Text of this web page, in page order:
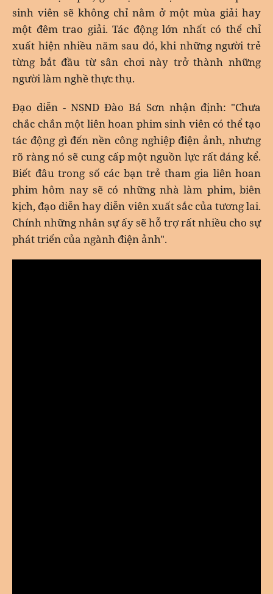
sinh viên sẽ không chỉ nằm ở một mùa giải hay
một đêm trao giải. Tác động lớn nhất có thể chỉ
xuất hiện nhiều năm sau đó, khi những người trẻ
từng bắt đầu từ sân chơi này trở thành những
người làm nghề thực thụ.
Đạo diễn - NSND Đào Bá Sơn nhận định: "Chưa
chắc chắn một liên hoan phim sinh viên có thể tạo
tác động gì đến nền công nghiệp điện ảnh, nhưng
rõ ràng nó sẽ cung cấp một nguồn lực rất đáng kể.
Biết đâu trong số các bạn trẻ tham gia liên hoan
phim hôm nay sẽ có những nhà làm phim, biên
kịch, đạo diễn hay diễn viên xuất sắc của tương lai.
Chính những nhân sự ấy sẽ hỗ trợ rất nhiều cho sự
phát triển của ngành điện ảnh".